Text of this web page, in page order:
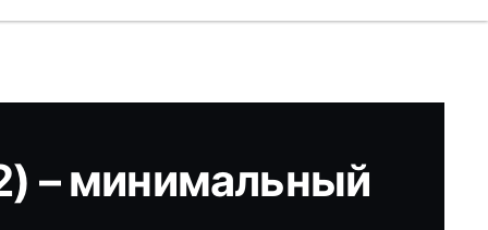
– минимальный